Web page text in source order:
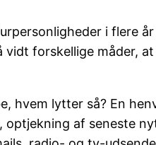
i flere
vidt forskellige måder,
hvem lytter så? En
optjekning af seneste